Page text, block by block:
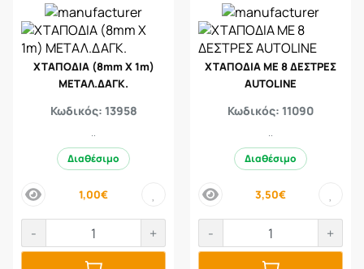
ΧΤΑΠΟΔΙΑ (8mm X 1m)
ΜΕΤΑΛ.ΔΑΓΚ.
Κωδικός: 13958
..
Διαθέσιμο
price 1,00€
- +
ΧΤΑΠΟΔΙΑ ΜΕ 8 ΔΕΣΤΡΕΣ
AUTOLINE
Κωδικός: 11090
..
Διαθέσιμο
price 3,50€
- +